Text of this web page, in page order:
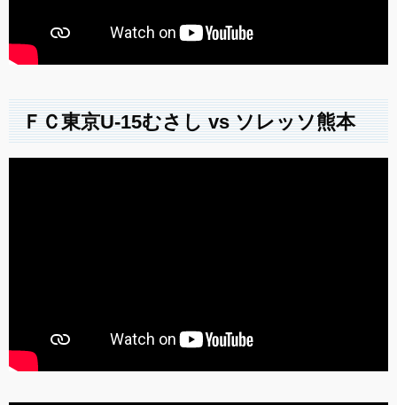
ＦＣ東京U-15むさし vs ソレッソ熊本